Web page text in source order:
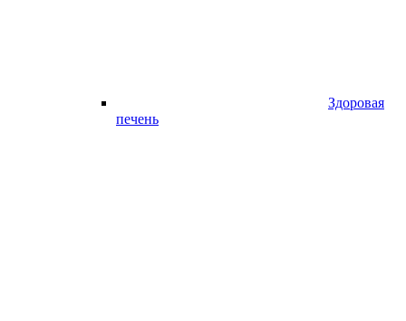
Здоровая
печень